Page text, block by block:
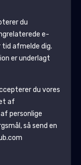
du
e-
tid afmelde dig.
er underlagt
du vores
af
personlige
så send en